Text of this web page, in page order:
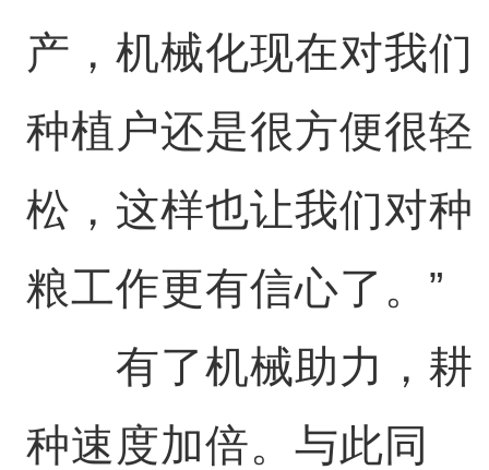
产，机械化现在对我们
种植户还是很方便很轻
松，这样也让我们对种
粮工作更有信心了。”
有了机械助力，耕
种速度加倍。与此同